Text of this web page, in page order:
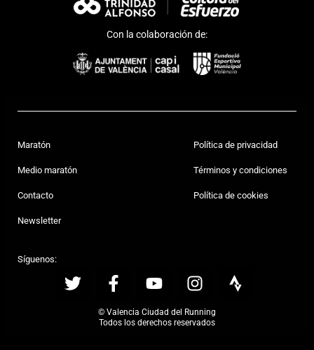
Con la colaboración de:
Maratón
Medio maratón
Contacto
Newsletter
Política de privacidad
Términos y condiciones
Política de cookies
Síguenos:
© Valencia Ciudad del Running
Todos los derechos reservados